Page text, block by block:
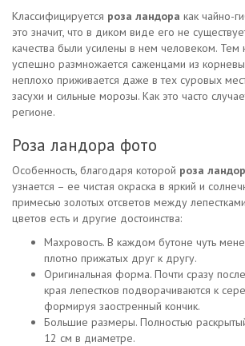
Классифицируется роза ландора как чайно-
это значит, что в диком виде его не
качества были усилены в нем человеком. Тем
успешно размножается саженцами из
неплохо приживается даже в тех суровых
засухи и сильные морозы. Как это часто
регионе.
Роза ландора фото
Особенность, благодаря которой роза
узнается – ее чистая окраска в яркий и
примесью золотых отсветов между
цветов есть и другие достоинства:
Махровость. В каждом бутоне чуть
плотно прижатых друг к другу.
Оригинальная форма. Почти сразу
края лепестков подворачиваются к
формируя заостренный кончик.
Большие размеры. Полностью
12 см в диаметре.